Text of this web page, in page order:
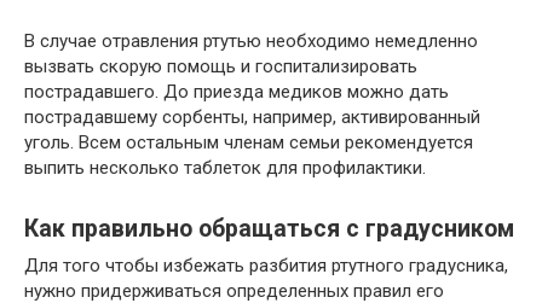
В случае отравления ртутью необходимо немедленно
вызвать скорую помощь и госпитализировать
пострадавшего. До приезда медиков можно дать
пострадавшему сорбенты, например, активированный
уголь. Всем остальным членам семьи рекомендуется
выпить несколько таблеток для профилактики.
Как правильно обращаться с градусником
Для того чтобы избежать разбития ртутного градусника,
нужно придерживаться определенных правил его